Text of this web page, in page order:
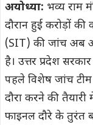
अयोध्या: भव्य राम
दौरान हुई करोड़ों
(SIT) की जांच अब
है। उत्तर प्रदेश
पहले विशेष जांच
दौरा करने की
फाइनल दौरे के तुरंत